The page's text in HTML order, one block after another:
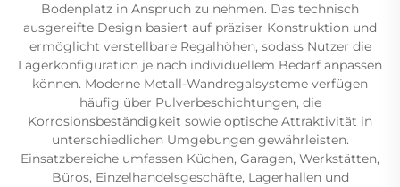
Bodenplatz in Anspruch zu nehmen. Das technisch
ausgereifte Design basiert auf präziser Konstruktion und
ermöglicht verstellbare Regalhöhen, sodass Nutzer die
Lagerkonfiguration je nach individuellem Bedarf anpassen
können. Moderne Metall-Wandregalsysteme verfügen
häufig über Pulverbeschichtungen, die
Korrosionsbeständigkeit sowie optische Attraktivität in
unterschiedlichen Umgebungen gewährleisten.
Einsatzbereiche umfassen Küchen, Garagen, Werkstätten,
Büros, Einzelhandelsgeschäfte, Lagerhallen und